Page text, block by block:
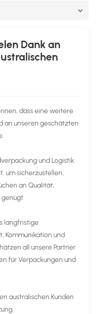
Dank an
dass eine weitere
an unseren geschätzten
und Logistik
um sicherzustellen,
an Qualität,
langfristige
Kommunikation und
all unsere Partner
für Verpackungen und
australischen Kunden